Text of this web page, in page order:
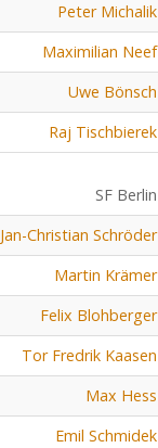
Peter Michalik
Maximilian Neef
Uwe Bönsch
Raj Tischbierek
SF Berlin
Jan-Christian Schröder
Martin Krämer
Felix Blohberger
Tor Fredrik Kaasen
Max Hess
Emil Schmidek